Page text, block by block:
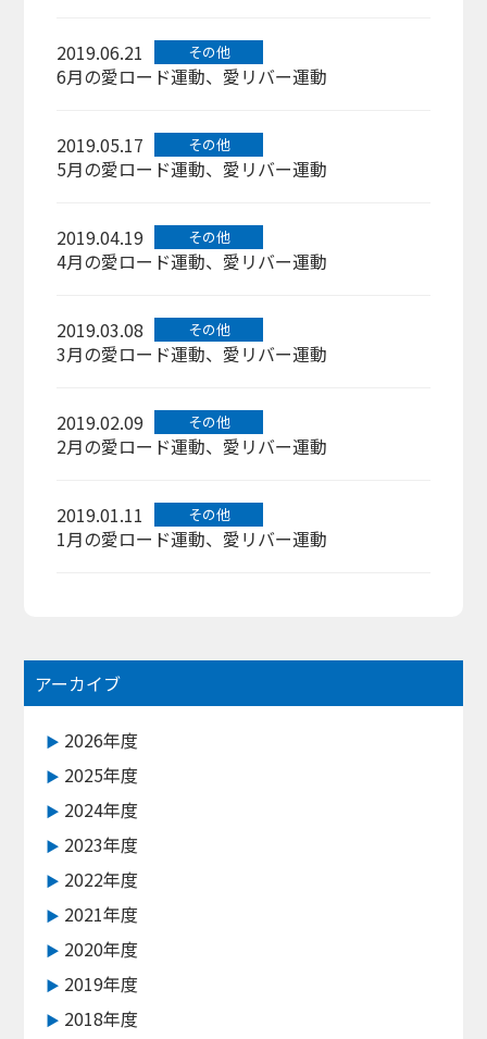
2019.06.21 その他
6月の愛ロード運動、愛リバー運動
2019.05.17 その他
5月の愛ロード運動、愛リバー運動
2019.04.19 その他
4月の愛ロード運動、愛リバー運動
2019.03.08 その他
3月の愛ロード運動、愛リバー運動
2019.02.09 その他
2月の愛ロード運動、愛リバー運動
2019.01.11 その他
1月の愛ロード運動、愛リバー運動
アーカイブ
2026年度
2025年度
2024年度
2023年度
2022年度
2021年度
2020年度
2019年度
2018年度